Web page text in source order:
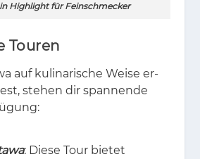
Highlight für Feinschmecker
Touren
auf ku­li­na­ri­sche Wei­se er­
ste­hen dir span­nen­de
: Diese Tour bietet